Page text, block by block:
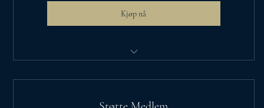
Kjøp nå